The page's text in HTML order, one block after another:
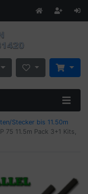
Stecker bis 11.50m
75 11.5m Pack 3+1 Kits,